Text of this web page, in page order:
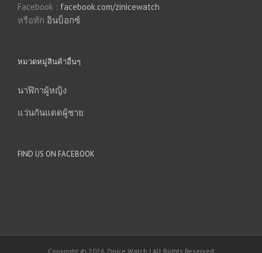
Facebook : facebook.com/zinicewatch
หรือทัก อินบ็อกซ์
หมวดหมู่สินค้าอื่นๆ
นาฬิกาผู้หญิง
แว่นกันแดดผู้ชาย
FIND US ON FACEBOOK
Copyright © 2026 Zinice Watch | All Rights Reserved